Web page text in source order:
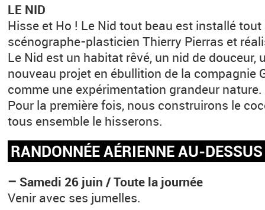
LE NID
Hisse et Ho ! Le Nid tout beau est installé
scénographe-plasticien Thierry Pierras et
Le Nid est un habitat rêvé, un nid de douceur,
nouveau projet en ébullition de la compagnie
comme une expérimentation grandeur nature.
Pour la première fois, nous construirons le
tous ensemble le hisserons.
RANDONNÉE AÉRIENNE AU-
– Samedi 26 juin / Toute la journée
Venir avec ses jumelles.